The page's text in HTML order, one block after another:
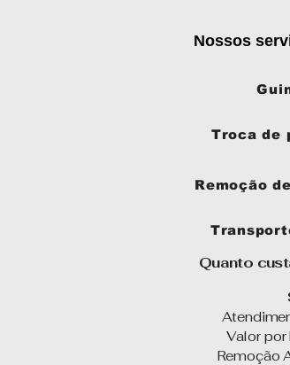
Nossos
Troca de
Remoção
Quanto
Valor
Remoção